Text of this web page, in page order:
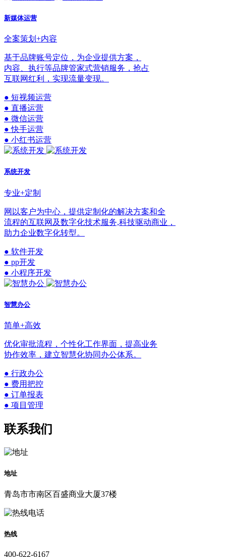
新媒体运营
全案策划+内容
基于品牌账号定位，为企业提供方案，
内容、执行等品牌管家式营销服务，抢占
互联网红利，实现流量变现。
● 短视频运营
● 直播运营
● 微信运营
● 快手运营
● 小红书运营
系统开发
专业+定制
网以客户为中心，提供定制化的解决方案和全
流程的互联网及数字化技术服务,科技驱动商业，
助力企业数字化转型。
● 软件开发
● pp开发
● 小程序开发
智慧办公
简单+高效
优化审批流程，个性化工作界面，提高业务
协作效率，建立智慧化协同办公体系。
● 行政办公
● 费用把控
● 订单报表
● 项目管理
联系我们
地址
青岛市市南区百盛商业大厦37楼
热线
400-622-6167